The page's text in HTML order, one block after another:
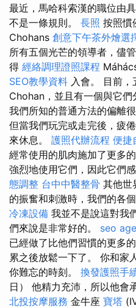
最近，馬哈科索漢的職位由
不是一條規則。 長照 按照慣
Chohans 創意下午茶外燴選
所有五個光芒的領導者，儘
得 經絡調理證照課程
SEO教學資料 入會。 目前，
Chohan，並且有一個與它
我們所知的普通方法的偏離
但當我們玩完或走完後，疲
來休息。 護照代辦流程 便捷
經常使用的肌肉施加了更多
強烈地使用它們，因此它們
態調整 台中中醫整骨 其他世
的振奮和刺激時，我們的各
冷凍設備 我並不是說這對我
們來說是非常好的。 seo
已經做了比他們習慣的更多
累之後放鬆一下了。 你和家
你難忘的時刻。 換發護照手
日） 他精力充沛，所以他會
北投按摩服務 金牛座 寶塔